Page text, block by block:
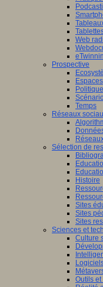
Web
Prospective
Espaces
Temps
Réseaux
Sélection de
Histoire
Sites
Sites
Sites
Sciences et
Culture
Outils